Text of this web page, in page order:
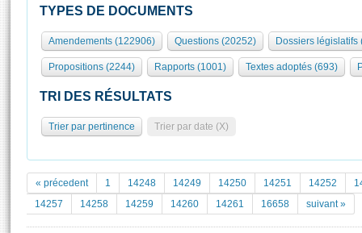
Présidence
577 députés
Groupes politiques
Séance publique
Commissions et autres organes
Europe et International
Pétitions
Documents parlementaires
Projets de loi
Rôle et pouvoirs de l'Assemblée
Organisation de l'Assemblée
Présidence Conférence des Présidents Bureau Collège des
Statistiques et chiffres clés
Documents de référence
( Constitution | Règlement de l'Assemblée ... )
Visiter l'Assemblée
Visite virtuelle du palais Bourbon
Assister à une séance
La Bibliothèque
Les archives
TYPES DE DOCUMENTS
Amendements (122906) Questions (20252) Dossiers législatifs
Propositions (2244) Rapports (1001) Textes adoptés (693)
TRI DES RÉSULTATS
Trier par pertinence Trier par date (X)
« précedent 1 14248 14249 14250 14251 14252
14257
14258 14259 14260 14261 16658 suivant »